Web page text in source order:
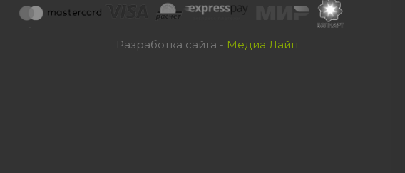
Разработка сайта - Медиа Лайн